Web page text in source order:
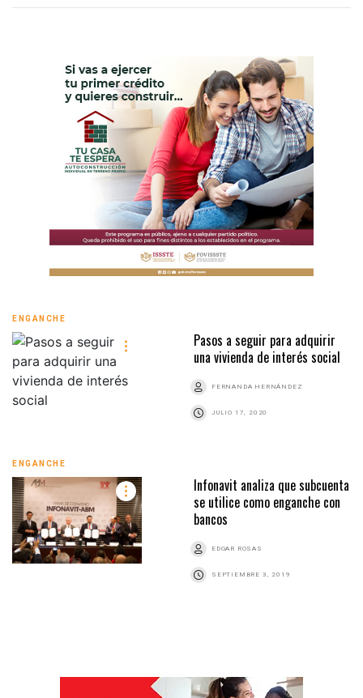
ENGANCHE
Pasos a seguir para adquirir
una vivienda de interés social
FERNANDA HERNÁNDEZ
JULIO 17, 2020
ENGANCHE
Infonavit analiza que subcuenta
se utilice como enganche con
bancos
EDGAR ROSAS
SEPTIEMBRE 3, 2019